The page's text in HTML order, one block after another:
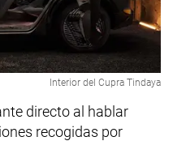
Interior del Cupra Tindaya
directo al hablar
recogidas por